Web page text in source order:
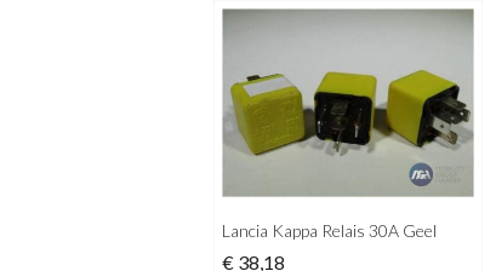
Lancia Kappa Relais 30A Geel
€ 38,18